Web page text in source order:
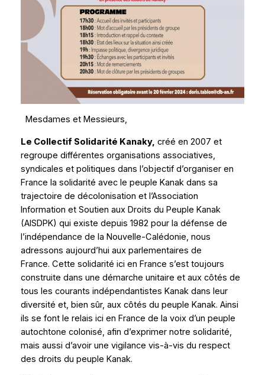
Mesdames et Messieurs,
Le Collectif Solidarité Kanaky, créé en 2007 et
regroupe différentes organisations associatives,
syndicales et politiques dans l’objectif d’organiser en
France la solidarité avec le peuple Kanak dans sa
trajectoire de décolonisation et l’Association
Information et Soutien aux Droits du Peuple Kanak
(AISDPK) qui existe depuis 1982 pour la défense de
l’indépendance de la Nouvelle-Calédonie, nous
adressons aujourd’hui aux parlementaires de
France. Cette solidarité ici en France s’est toujours
construite dans une démarche unitaire et aux côtés de
tous les courants indépendantistes Kanak dans leur
diversité et, bien sûr, aux côtés du peuple Kanak. Ainsi
ils se font le relais ici en France de la voix d’un peuple
autochtone colonisé, afin d’exprimer notre solidarité,
mais aussi d’avoir une vigilance vis-à-vis du respect
des droits du peuple Kanak.